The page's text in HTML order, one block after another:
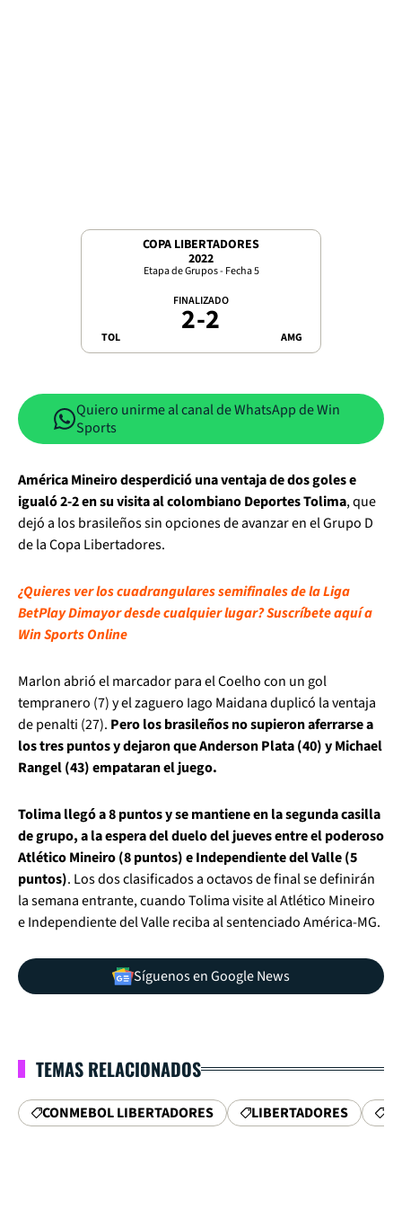
COPA LIBERTADORES
2022
Etapa de Grupos - Fecha 5
TOL
FINALIZADO
2-2 AMG
Quiero unirme al canal de WhatsApp de Win
Sports
América Mineiro desperdició una ventaja de dos goles e
igualó 2-2 en su visita al colombiano Deportes Tolima, que
dejó a los brasileños sin opciones de avanzar en el Grupo D
de la Copa Libertadores.
¿Quieres ver los cuadrangulares semifinales de la Liga
BetPlay Dimayor desde cualquier lugar? Suscríbete aquí a
Win Sports Online
Marlon abrió el marcador para el Coelho con un gol
tempranero (7) y el zaguero Iago Maidana duplicó la ventaja
de penalti (27). Pero los brasileños no supieron aferrarse a
los tres puntos y dejaron que Anderson Plata (40) y Michael
Rangel (43) empataran el juego.
Tolima llegó a 8 puntos y se mantiene en la segunda casilla
de grupo, a la espera del duelo del jueves entre el poderoso
Atlético Mineiro (8 puntos) e Independiente del Valle (5
puntos). Los dos clasificados a octavos de final se definirán
la semana entrante, cuando Tolima visite al Atlético Mineiro
e Independiente del Valle reciba al sentenciado América-MG.
Síguenos en Google News
TEMAS RELACIONADOS
CONMEBOL LIBERTADORES LIBERTADORES